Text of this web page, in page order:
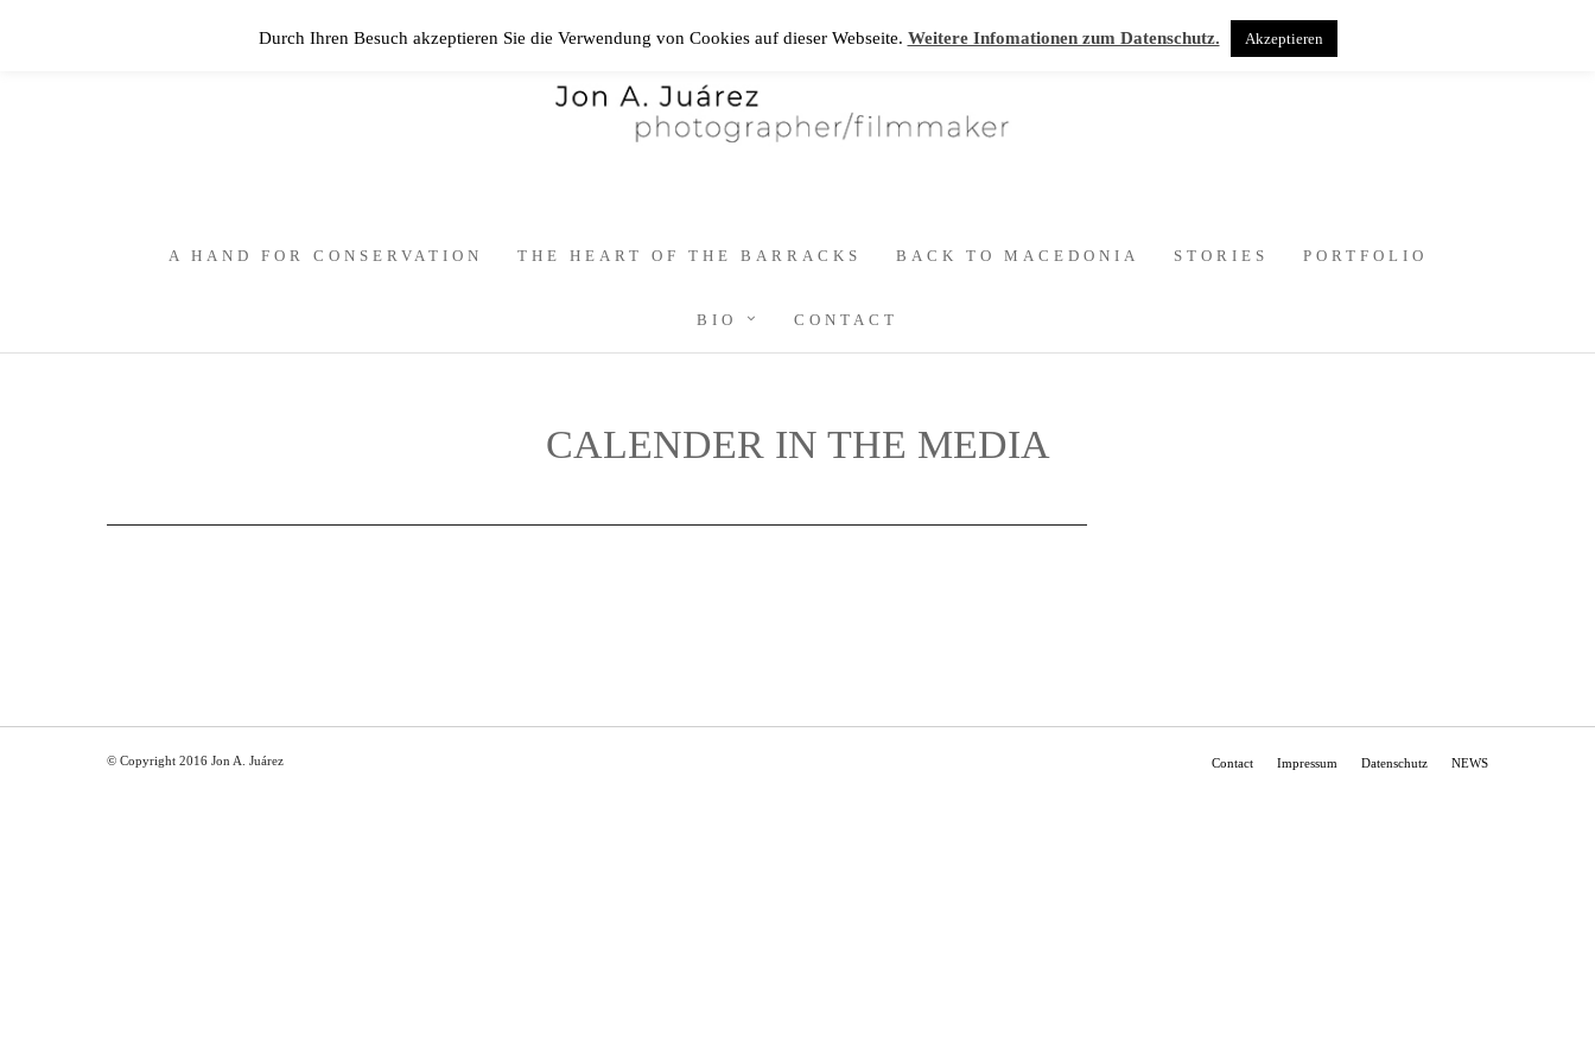
A HAND FOR CONSERVATION THE HEART OF THE BARRACKS BACK TO MACEDONIA STORIES PORTFOLIO
BIO CONTACT
CALENDER IN THE MEDIA
Contact Impressum Datenschutz NEWS
© Copyright 2016 Jon A. Juárez
Durch Ihren Besuch akzeptieren Sie die Verwendung von Cookies auf dieser Webseite. Weitere Infomationen zum Datenschutz. Akzeptieren